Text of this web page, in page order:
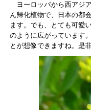
ヨーロッパから西アジ
ん帰化植物で、日本の都
ます。でも、とても可愛
のように広がっています
とが想像できますね。是